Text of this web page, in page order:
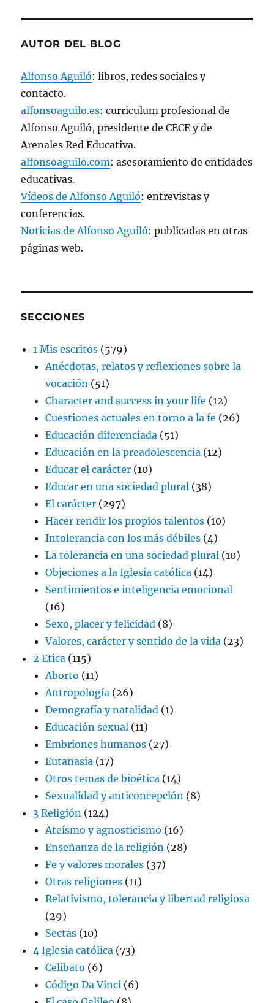
AUTOR DEL BLOG
Alfonso Aguiló: libros, redes sociales y
contacto.
alfonsoaguilo.es: curriculum profesional de
Alfonso Aguiló, presidente de CECE y de
Arenales Red Educativa.
alfonsoaguilo.com: asesoramiento de entidades
educativas.
Vídeos de Alfonso Aguiló: entrevistas y
conferencias.
Noticias de Alfonso Aguiló: publicadas en otras
páginas web.
SECCIONES
1 Mis escritos (579)
Anécdotas, relatos y reflexiones sobre la
vocación (51)
Character and success in your life (12)
Cuestiones actuales en torno a la fe (26)
Educación diferenciada (51)
Educación en la preadolescencia (12)
Educar el carácter (10)
Educar en una sociedad plural (38)
El carácter (297)
Hacer rendir los propios talentos (10)
Intolerancia con los más débiles (4)
La tolerancia en una sociedad plural (10)
Objeciones a la Iglesia católica (14)
Sentimientos e inteligencia emocional
(16)
Sexo, placer y felicidad (8)
Valores, carácter y sentido de la vida (23)
2 Etica (115)
Aborto (11)
Antropología (26)
Demografía y natalidad (1)
Educación sexual (11)
Embriones humanos (27)
Eutanasia (17)
Otros temas de bioética (14)
Sexualidad y anticoncepción (8)
3 Religión (124)
Ateísmo y agnosticismo (16)
Enseñanza de la religión (28)
Fe y valores morales (37)
Otras religiones (11)
Relativismo, tolerancia y libertad religiosa
(29)
Sectas (10)
4 Iglesia católica (73)
Celibato (6)
Código Da Vinci (6)